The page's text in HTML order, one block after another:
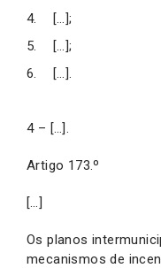
[…];
[…];
[…].
4 – […].
Artigo 173.º
[…]
Os planos
mecanismos de